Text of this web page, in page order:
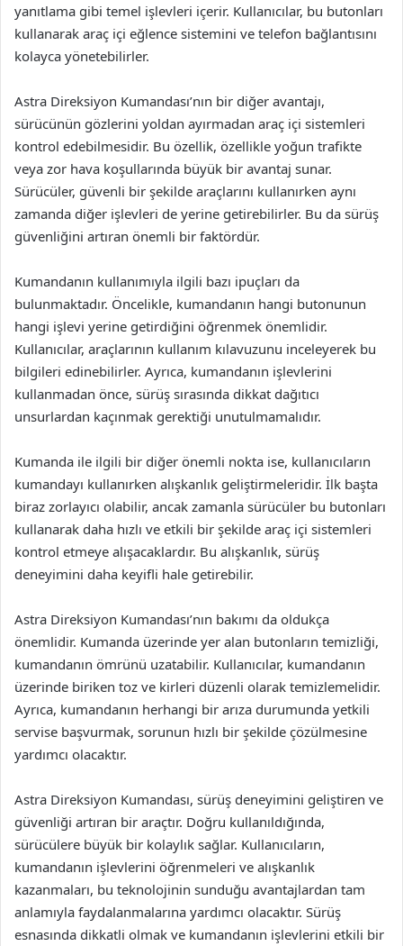
yanıtlama gibi temel işlevleri içerir. Kullanıcılar, bu butonları
kullanarak araç içi eğlence sistemini ve telefon bağlantısını
kolayca yönetebilirler.
Astra Direksiyon Kumandası’nın bir diğer avantajı,
sürücünün gözlerini yoldan ayırmadan araç içi sistemleri
kontrol edebilmesidir. Bu özellik, özellikle yoğun trafikte
veya zor hava koşullarında büyük bir avantaj sunar.
Sürücüler, güvenli bir şekilde araçlarını kullanırken aynı
zamanda diğer işlevleri de yerine getirebilirler. Bu da sürüş
güvenliğini artıran önemli bir faktördür.
Kumandanın kullanımıyla ilgili bazı ipuçları da
bulunmaktadır. Öncelikle, kumandanın hangi butonunun
hangi işlevi yerine getirdiğini öğrenmek önemlidir.
Kullanıcılar, araçlarının kullanım kılavuzunu inceleyerek bu
bilgileri edinebilirler. Ayrıca, kumandanın işlevlerini
kullanmadan önce, sürüş sırasında dikkat dağıtıcı
unsurlardan kaçınmak gerektiği unutulmamalıdır.
Kumanda ile ilgili bir diğer önemli nokta ise, kullanıcıların
kumandayı kullanırken alışkanlık geliştirmeleridir. İlk başta
biraz zorlayıcı olabilir, ancak zamanla sürücüler bu butonları
kullanarak daha hızlı ve etkili bir şekilde araç içi sistemleri
kontrol etmeye alışacaklardır. Bu alışkanlık, sürüş
deneyimini daha keyifli hale getirebilir.
Astra Direksiyon Kumandası’nın bakımı da oldukça
önemlidir. Kumanda üzerinde yer alan butonların temizliği,
kumandanın ömrünü uzatabilir. Kullanıcılar, kumandanın
üzerinde biriken toz ve kirleri düzenli olarak temizlemelidir.
Ayrıca, kumandanın herhangi bir arıza durumunda yetkili
servise başvurmak, sorunun hızlı bir şekilde çözülmesine
yardımcı olacaktır.
Astra Direksiyon Kumandası, sürüş deneyimini geliştiren ve
güvenliği artıran bir araçtır. Doğru kullanıldığında,
sürücülere büyük bir kolaylık sağlar. Kullanıcıların,
kumandanın işlevlerini öğrenmeleri ve alışkanlık
kazanmaları, bu teknolojinin sunduğu avantajlardan tam
anlamıyla faydalanmalarına yardımcı olacaktır. Sürüş
esnasında dikkatli olmak ve kumandanın işlevlerini etkili bir